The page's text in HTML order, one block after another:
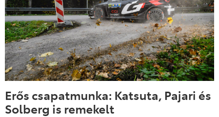
Erős csapatmunka: Katsuta, Pajari és
Solberg is remekelt